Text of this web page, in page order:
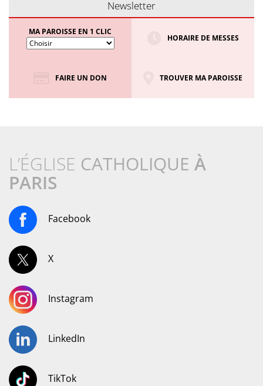
Newsletter
MA PAROISSE EN 1 CLIC
HORAIRE DE MESSES
FAIRE UN DON TROUVER MA PAROISSE
L’ÉGLISE CATHOLIQUE À
PARIS
Facebook
X
Instagram
LinkedIn
TikTok